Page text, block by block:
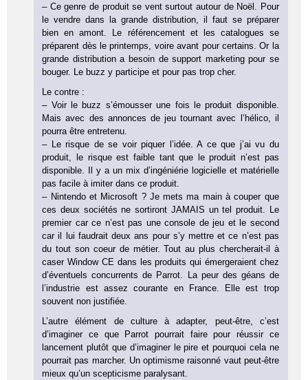
– Ce genre de produit se vent surtout autour de Noël. Pour
le vendre dans la grande distribution, il faut se préparer
bien en amont. Le référencement et les catalogues se
préparent dès le printemps, voire avant pour certains. Or la
grande distribution a besoin de support marketing pour se
bouger. Le buzz y participe et pour pas trop cher.
Le contre :
– Voir le buzz s’émousser une fois le produit disponible.
Mais avec des annonces de jeu tournant avec l’hélico, il
pourra être entretenu.
– Le risque de se voir piquer l’idée. A ce que j’ai vu du
produit, le risque est faible tant que le produit n’est pas
disponible. Il y a un mix d’ingéniérie logicielle et matérielle
pas facile à imiter dans ce produit.
– Nintendo et Microsoft ? Je mets ma main à couper que
ces deux sociétés ne sortiront JAMAIS un tel produit. Le
premier car ce n’est pas une console de jeu et le second
car il lui faudrait deux ans pour s’y mettre et ce n’est pas
du tout son coeur de métier. Tout au plus chercherait-il à
caser Window CE dans les produits qui émergeraient chez
d’éventuels concurrents de Parrot. La peur des géans de
l’industrie est assez courante en France. Elle est trop
souvent non justifiée.
L’autre élément de culture à adapter, peut-être, c’est
d’imaginer ce que Parrot pourrait faire pour réussir ce
lancement plutôt que d’imaginer le pire et pourquoi cela ne
pourrait pas marcher. Un optimisme raisonné vaut peut-être
mieux qu’un scepticisme paralysant.